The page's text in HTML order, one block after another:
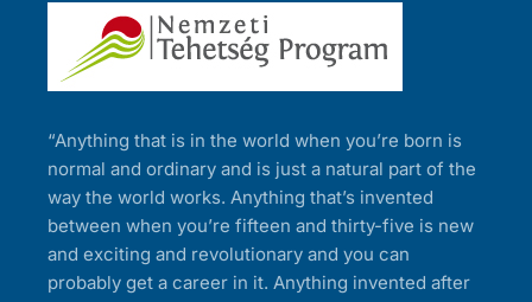
“Anything that is in the world when you’re born is
normal and ordinary and is just a natural part of the
way the world works. Anything that’s invented
between when you’re fifteen and thirty-five is new
and exciting and revolutionary and you can
probably get a career in it. Anything invented after